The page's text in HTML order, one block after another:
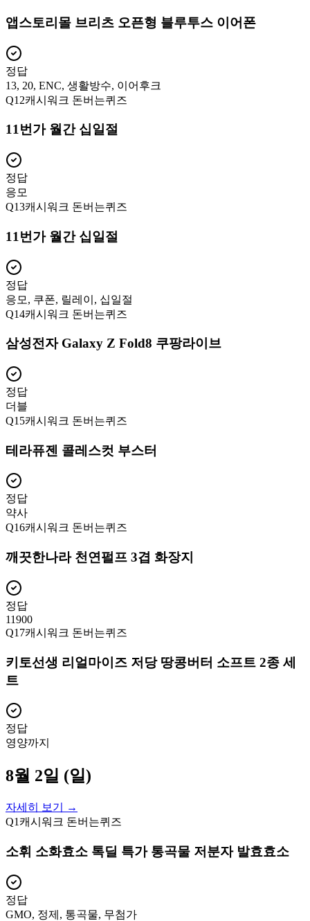
앱스토리몰 브리츠 오픈형 블루투스 이어폰
정답
13, 20, ENC, 생활방수, 이어후크
Q12캐시워크 돈버는퀴즈
11번가 월간 십일절
정답
응모
Q13캐시워크 돈버는퀴즈
11번가 월간 십일절
정답
응모, 쿠폰, 릴레이, 십일절
Q14캐시워크 돈버는퀴즈
삼성전자 Galaxy Z Fold8 쿠팡라이브
정답
더블
Q15캐시워크 돈버는퀴즈
테라퓨젠 콜레스컷 부스터
정답
약사
Q16캐시워크 돈버는퀴즈
깨끗한나라 천연펄프 3겹 화장지
정답
11900
Q17캐시워크 돈버는퀴즈
키토선생 리얼마이즈 저당 땅콩버터 소프트 2종 세
트
정답
영양까지
8월 2일 (일)
자세히 보기 →
Q1 캐시워크 돈버는퀴즈
소휘 소화효소 톡딜 특가 통곡물 저분자 발효효소
정답
GMO, 정제, 통곡물, 무첨가